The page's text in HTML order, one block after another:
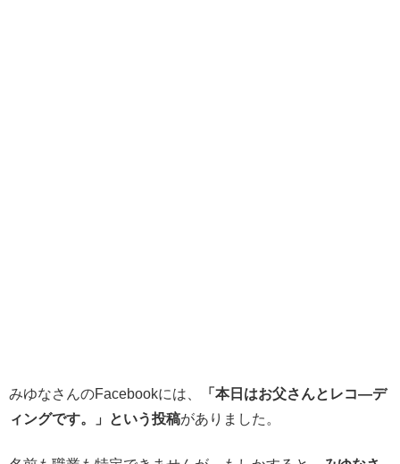
みゆなさんのFacebookには、
「本日はお父さんとレコ―デ
ィングです。」という投稿がありました。